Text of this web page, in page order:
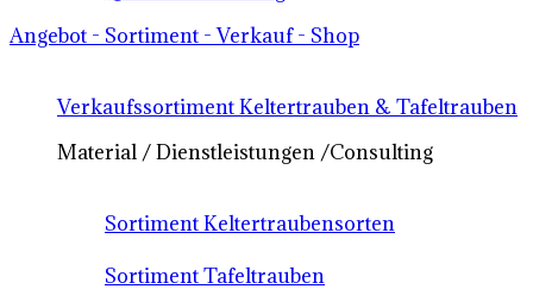
Angebot - Sortiment - Verkauf - Shop
Verkaufssortiment Keltertrauben & Tafeltrauben
Material / Dienstleistungen /Consulting
Sortiment Keltertraubensorten
Sortiment Tafeltrauben